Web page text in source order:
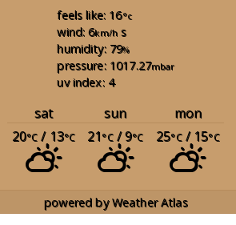
feels like: 16°c
wind: 6km/h s
humidity: 79%
pressure: 1017.27mbar
uv index: 4
sat sun
mon
20°C / 13°C 21°C/ 9°C 25°C/ 15°C
powered byWeather Atlas